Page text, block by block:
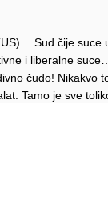
Sud čije suce
i liberalne
čudo! Nikakvo
Tamo je sve